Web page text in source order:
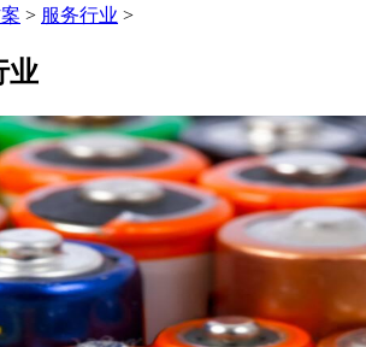
> 服务行业 >
业